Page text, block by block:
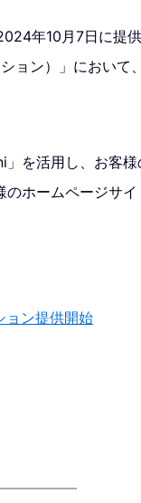
年10月7日に提
ョン）」において
を活用し、お客様
ホームページサ
ョン提供開始